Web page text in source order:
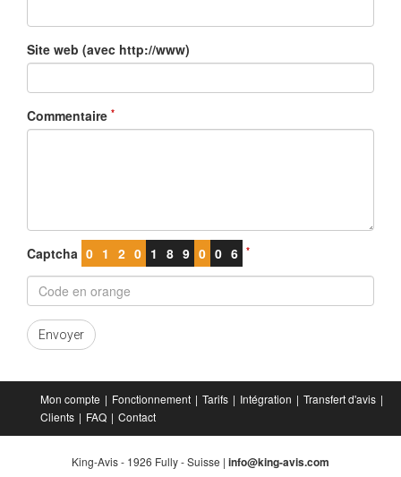
Site web (avec http://www)
Commentaire *
Captcha 0 1 2 0 1 8 9 0 0 6 *
Envoyer
Mon compte Fonctionnement Tarifs Intégration
Transfert d'avis
Clients
FAQ Contact
King-Avis - 1926 Fully - Suisse | info@king-avis.com